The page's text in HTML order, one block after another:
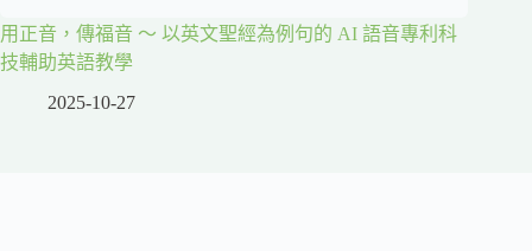
用正音，傳福音 ～ 以英文聖經為例句的 AI 語音專利科
技輔助英語教學
2025-10-27